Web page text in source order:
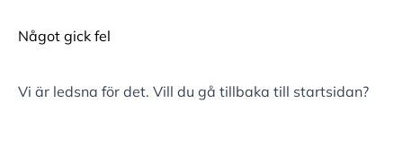
Något gick fel
Vi är ledsna för det. Vill du gå tillbaka till startsidan?